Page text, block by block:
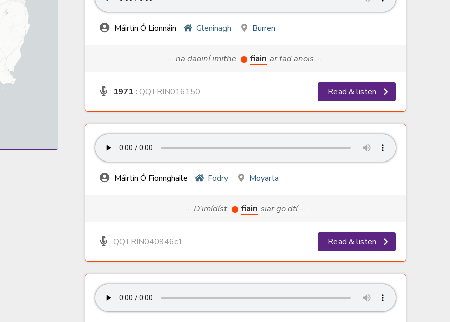
Máirtín Ó Lionnáin Gleninagh Burren
··· na daoiní imithe fiain ar fad anois. ···
1971 : QQTRIN016150 Read & listen
Máirtín Ó Fionnghaile Fodry Moyarta
··· D'imídíst fiain siar go dtí ···
QQTRIN040946c1 Read & listen